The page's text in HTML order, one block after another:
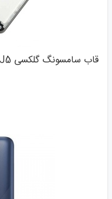
قاب سامسونگ گلکسی J500 / GALAXY J5